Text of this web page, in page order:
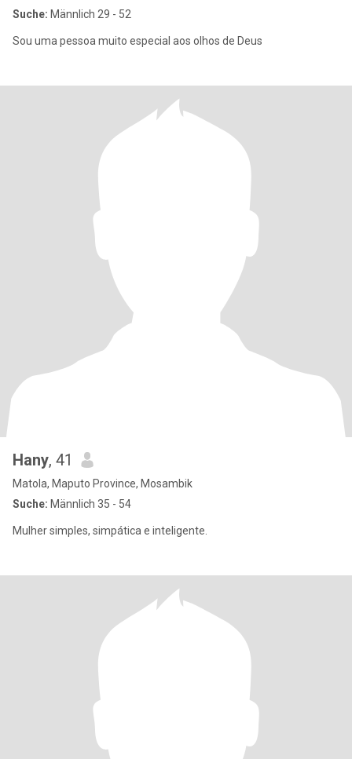
Suche: Männlich 29 - 52
Sou uma pessoa muito especial aos olhos de Deus
Hany, 41
Matola, Maputo Province, Mosambik
Suche: Männlich 35 - 54
Mulher simples, simpática e inteligente.